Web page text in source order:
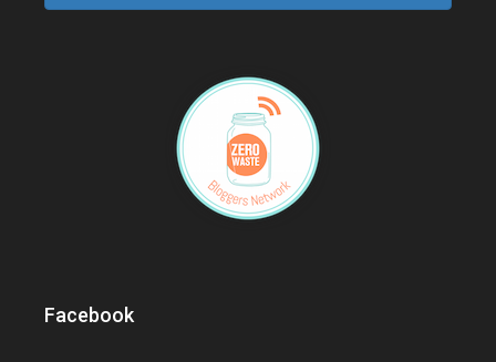
Facebook